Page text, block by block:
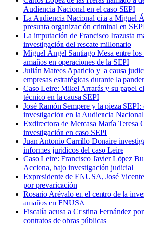
Audiencia Nacional en el caso SEPI
La Audiencia Nacional cita a Miguel
presunta organización criminal en
La imputación de Francisco Irazusta
investigación del rescate millonario
Miguel Ángel Santiago Mesa entre los
amaños en operaciones de la SEPI
Julián Mateos Aparicio y la causa
empresas estratégicas durante la
Caso Leire: Mikel Arrarás y su papel
técnico en la causa SEPI
José Ramón Sempere y la pieza SEPI:
investigación en la Audiencia Nacional
Exdirectora de Mercasa María Teresa
investigación en caso SEPI
Juan Antonio Carrillo Donaire
informes jurídicos del caso Leire
Caso Leire: Francisco Javier López
Acciona, bajo investigación judicial
Expresidente de ENUSA, José
por prevaricación
Rosario Arévalo en el centro de la
amaños en ENUSA
Fiscalía acusa a Cristina Fernández
contratos de obras públicas